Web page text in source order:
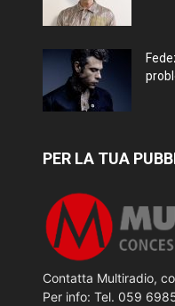
PER LA TUA
Contatta Multiradio,
Per info: Tel. 059